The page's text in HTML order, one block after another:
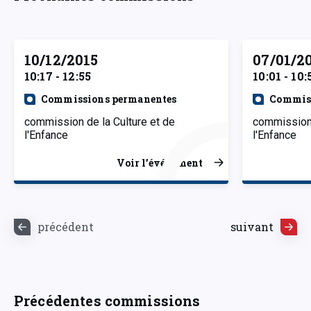
10/12/2015
10:17 - 12:55
Commissions permanentes
commission de la Culture et de
l'Enfance
Voir l’événement
07/01/
10:01 -
l'Enfance
précédent suivant
Précédentes commissions